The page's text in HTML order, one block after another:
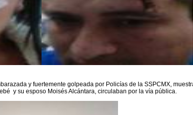
y fuertemente golpeada por Policías de la SSPCMX,
y su esposo Moisés Alcántara, circulaban por la vía pública.